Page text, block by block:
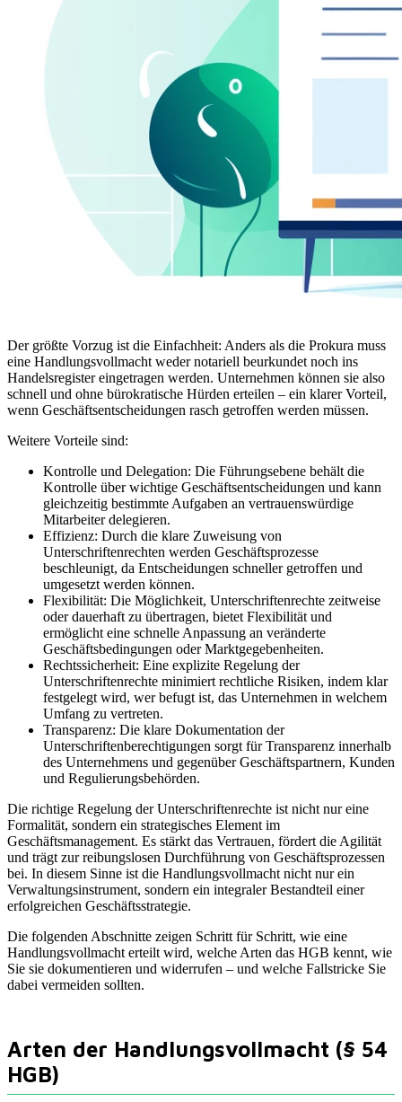
Der größte Vorzug ist die Einfachheit: Anders als die Prokura muss
eine Handlungsvollmacht weder notariell beurkundet noch ins
Handelsregister eingetragen werden. Unternehmen können sie also
schnell und ohne bürokratische Hürden erteilen – ein klarer Vorteil,
wenn Geschäftsentscheidungen rasch getroffen werden müssen.
Weitere Vorteile sind:
Kontrolle und Delegation: Die Führungsebene behält die
Kontrolle über wichtige Geschäftsentscheidungen und kann
gleichzeitig bestimmte Aufgaben an vertrauenswürdige
Mitarbeiter delegieren.
Effizienz: Durch die klare Zuweisung von
Unterschriftenrechten werden Geschäftsprozesse
beschleunigt, da Entscheidungen schneller getroffen und
umgesetzt werden können.
Flexibilität: Die Möglichkeit, Unterschriftenrechte zeitweise
oder dauerhaft zu übertragen, bietet Flexibilität und
ermöglicht eine schnelle Anpassung an veränderte
Geschäftsbedingungen oder Marktgegebenheiten.
Rechtssicherheit: Eine explizite Regelung der
Unterschriftenrechte minimiert rechtliche Risiken, indem klar
festgelegt wird, wer befugt ist, das Unternehmen in welchem
Umfang zu vertreten.
Transparenz: Die klare Dokumentation der
Unterschriftenberechtigungen sorgt für Transparenz innerhalb
des Unternehmens und gegenüber Geschäftspartnern, Kunden
und Regulierungsbehörden.
Die richtige Regelung der Unterschriftenrechte ist nicht nur eine
Formalität, sondern ein strategisches Element im
Geschäftsmanagement. Es stärkt das Vertrauen, fördert die Agilität
und trägt zur reibungslosen Durchführung von Geschäftsprozessen
bei. In diesem Sinne ist die Handlungsvollmacht nicht nur ein
Verwaltungsinstrument, sondern ein integraler Bestandteil einer
erfolgreichen Geschäftsstrategie.
Die folgenden Abschnitte zeigen Schritt für Schritt, wie eine
Handlungsvollmacht erteilt wird, welche Arten das HGB kennt, wie
Sie sie dokumentieren und widerrufen – und welche Fallstricke Sie
dabei vermeiden sollten.
Arten der Handlungsvollmacht (§ 54
HGB)